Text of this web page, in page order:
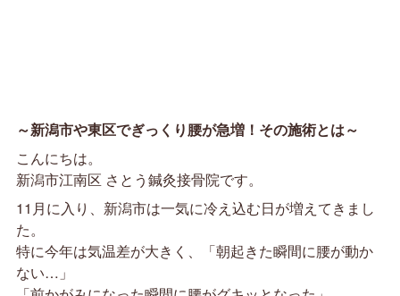
～新潟市や東区でぎっくり腰が急増！その施術とは～
こんにちは。
新潟市江南区 さとう鍼灸接骨院です。
11月に入り、新潟市は一気に冷え込む日が増えてきまし
た。
特に今年は気温差が大きく、「朝起きた瞬間に腰が動か
ない…」